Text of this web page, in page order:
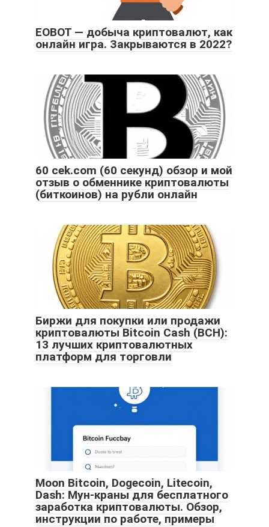
ЕОВОТ — добыча криптовалют, как
онлайн игра. Закрываются в 2022?
60 cek.com (60 секунд) обзор и мой
отзыв о обменнике криптовалюты
(биткоинов) на рубли онлайн
Биржи для покупки или продажи
криптовалюты Bitcoin Cash (BCH):
13 лучших криптовалютных
платформ для торговли
Moon Bitcoin, Dogecoin, Litecoin,
Dash: Мун-краны для бесплатного
заработка криптовалюты. Обзор,
инструкции по работе, примеры